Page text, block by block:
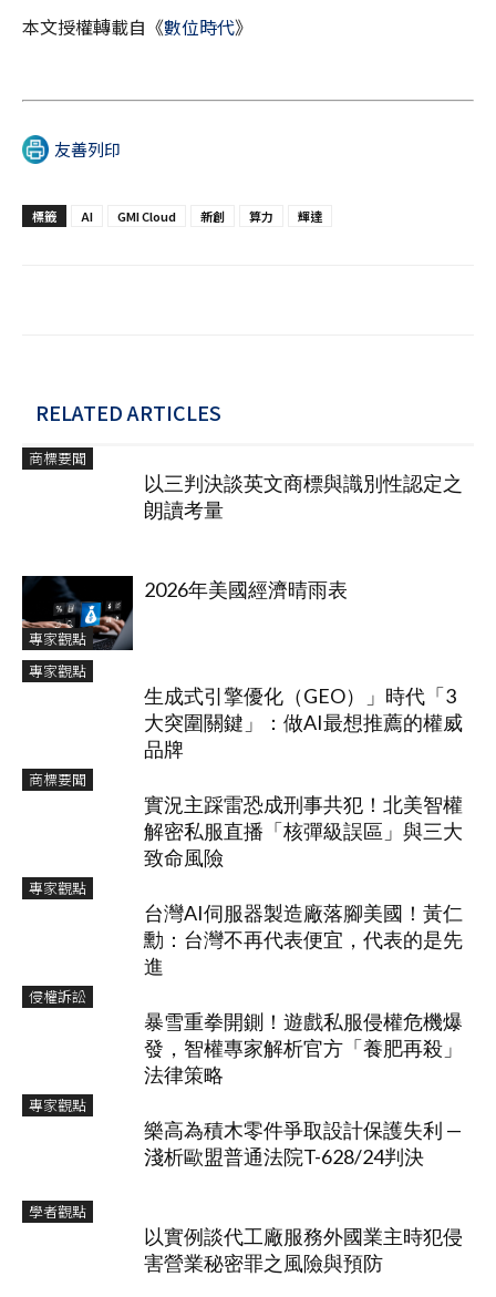
本文授權轉載自《數位時代》
友善列印
標籤 AI GMI Cloud 新創 算力 輝達
RELATED ARTICLES
商標要聞
以三判決談英文商標與識別性認定之
朗讀考量
專家觀點
2026年美國經濟晴雨表
專家觀點
生成式引擎優化（GEO）」時代「3
大突圍關鍵」：做AI最想推薦的權威
品牌
商標要聞
實況主踩雷恐成刑事共犯！北美智權
解密私服直播「核彈級誤區」與三大
致命風險
專家觀點
台灣AI伺服器製造廠落腳美國！黃仁
勳：台灣不再代表便宜，代表的是先
進
侵權訴訟
暴雪重拳開鍘！遊戲私服侵權危機爆
發，智權專家解析官方「養肥再殺」
法律策略
專家觀點
樂高為積木零件爭取設計保護失利 —
淺析歐盟普通法院T-628/24判決
學者觀點
以實例談代工廠服務外國業主時犯侵
害營業秘密罪之風險與預防